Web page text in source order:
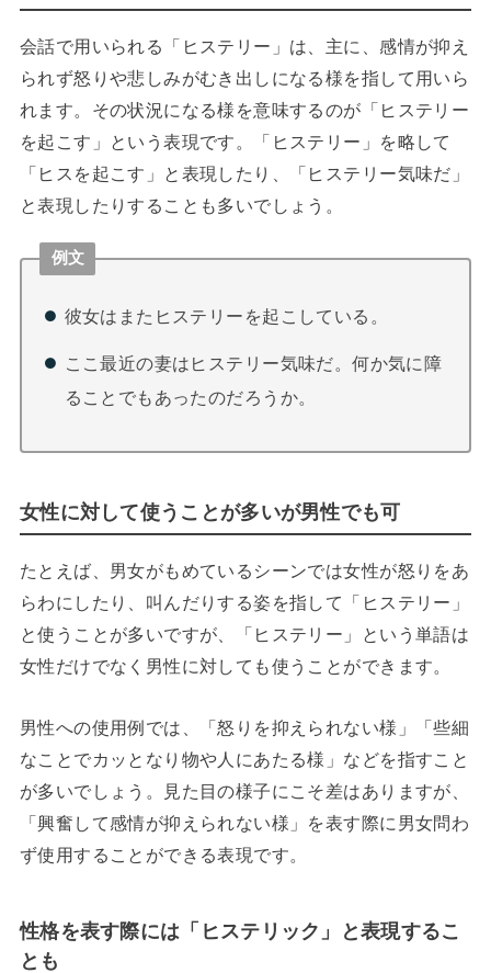
会話で用いられる「ヒステリー」は、主に、感情が抑え
られず怒りや悲しみがむき出しになる様を指して用いら
れます。その状況になる様を意味するのが「ヒステリー
を起こす」という表現です。「ヒステリー」を略して
「ヒスを起こす」と表現したり、「ヒステリー気味だ」
と表現したりすることも多いでしょう。
例文
彼女はまたヒステリーを起こしている。
ここ最近の妻はヒステリー気味だ。何か気に障
ることでもあったのだろうか。
女性に対して使うことが多いが男性でも可
たとえば、男女がもめているシーンでは女性が怒りをあ
らわにしたり、叫んだりする姿を指して「ヒステリー」
と使うことが多いですが、「ヒステリー」という単語は
女性だけでなく男性に対しても使うことができます。
男性への使用例では、「怒りを抑えられない様」「些細
なことでカッとなり物や人にあたる様」などを指すこと
が多いでしょう。見た目の様子にこそ差はありますが、
「興奮して感情が抑えられない様」を表す際に男女問わ
ず使用することができる表現です。
性格を表す際には「ヒステリック」と表現するこ
とも